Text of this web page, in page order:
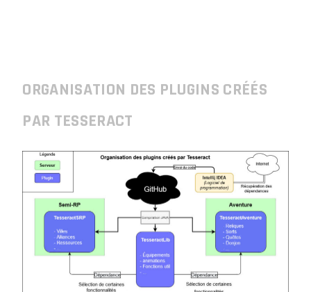
ORGANISATION DES PLUGINS CRÉÉS
PAR TESSERACT